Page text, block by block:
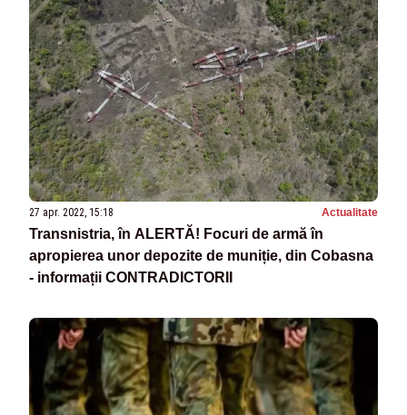
27 apr. 2022, 15:18 Actualitate
Transnistria, în ALERTĂ! Focuri de armă în
apropierea unor depozite de muniție, din Cobasna
- informații CONTRADICTORII